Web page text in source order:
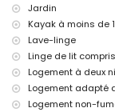
animaux non admis
L'hébergement est
Équipements et
internet (WiFi)
fer et planche à
linge de lit et
Jardin
Kayak à moins de
Lave-linge
Linge de lit
Logement à deux
Logement adapté
Logement non-